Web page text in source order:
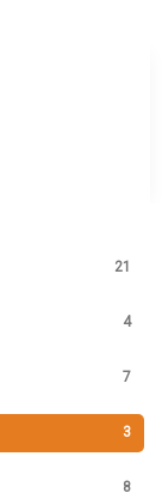
21
4
7
3
8